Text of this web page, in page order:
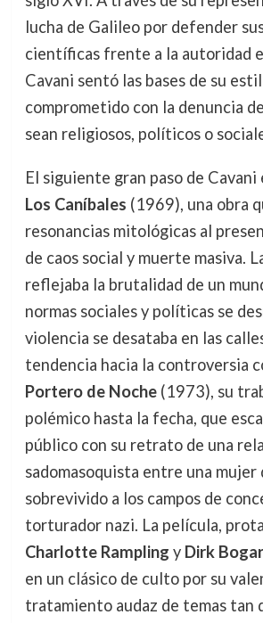
lucha de Galileo por defender
científicas frente a la autoridad
Cavani sentó las bases de su
comprometido con la denuncia
sean religiosos, políticos o
El siguiente gran paso de
Los Caníbales (1969), una obra
resonancias mitológicas al
de caos social y muerte masiva.
reflejaba la brutalidad de un
normas sociales y políticas se
violencia se desataba en las
tendencia hacia la controversia
Portero de Noche(1973), su
polémico hasta la fecha, que
público con su retrato de una
sadomasoquista entre una mujer
sobrevivido a los campos de
torturador nazi. La película,
Charlotte Rampling y Dirk
en un clásico de culto por su
tratamiento audaz de temas tan